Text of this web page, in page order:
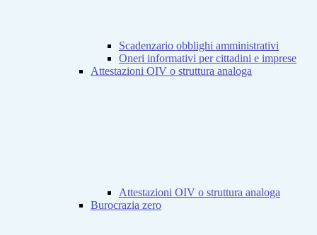
Scadenzario obblighi amministrativi
Oneri informativi per cittadini e imprese
Attestazioni OIV o struttura analoga
Attestazioni OIV o struttura analoga
Burocrazia zero